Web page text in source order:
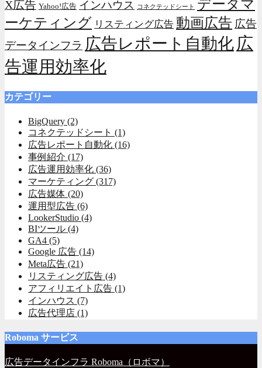
X広告 Yahoo!広告 インハウス コネクテッドシート
データマ
ーケティング リスティング広告 動画広告 広告
データインフラ 広告レポート自動化 広
告運用効率化
カテゴリー
BigQuery (2)
コネクテッドシート (1)
広告レポート自動化 (16)
事例紹介 (17)
広告運用効率化 (36)
マーケティング (317)
広告媒体 (20)
運用型広告 (6)
LookerStudio (4)
BIツール (4)
GA4 (5)
Google 広告 (14)
Meta広告 (21)
リスティング広告 (4)
アフィリエイト広告 (1)
インハウス (7)
広告代理店 (1)
Roboma サービス
広告データインフラ Roboma（ロボマ）